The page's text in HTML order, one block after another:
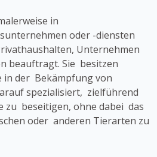
in
oder -diensten
Unternehmen
beauftragt. Sie besitzen
in der Bekämpfung von
spezialisiert, zielführend
zu beseitigen, ohne dabei das
oder anderen Tierarten zu